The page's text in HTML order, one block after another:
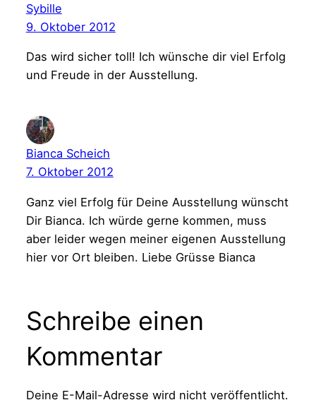
Sybille
9. Oktober 2012
Das wird sicher toll! Ich wünsche dir viel Erfolg
und Freude in der Ausstellung.
Bianca Scheich
7. Oktober 2012
Ganz viel Erfolg für Deine Ausstellung wünscht
Dir Bianca. Ich würde gerne kommen, muss
aber leider wegen meiner eigenen Ausstellung
hier vor Ort bleiben. Liebe Grüsse Bianca
Schreibe einen
Kommentar
Deine E-Mail-Adresse wird nicht veröffentlicht.